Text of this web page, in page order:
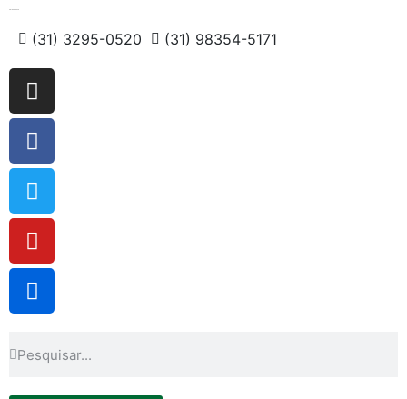
(31) 3295-0520 (31) 98354-5171